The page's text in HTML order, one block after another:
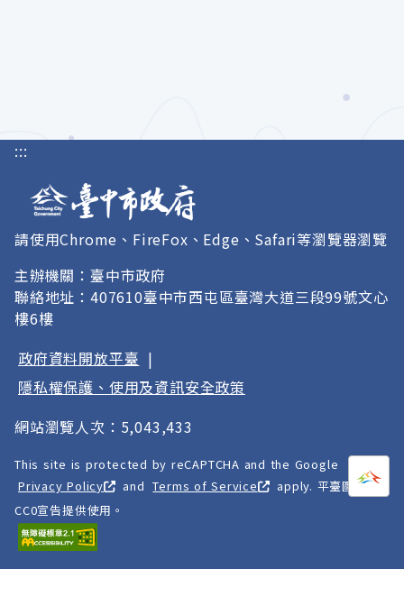
打開
:::
請使用Chrome、FireFox、Edge、Safari等瀏覽器瀏覽
主辦機關：臺中市政府
聯絡地址：407610臺中市西屯區臺灣大道三段99號文心
樓6樓
政府資料開放平臺 |
隱私權保護、使用及資訊安全政策
網站瀏覽人次：5,043,433
This site is protected by reCAPTCHA and the Google
Privacy Policy
and Terms of Service
apply. 平臺圖像以
CC0宣告提供使用。